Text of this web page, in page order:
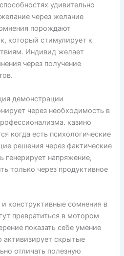
удивительно
через желание
порождают
который стимулирует к
Индивид желает
через получение
демонстрации
через необходимость в
казино
когда есть психологические
решения через фактические
генерирует напряжение,
только через продуктивное
конструктивные сомнения в
превратиться в мотором
показать себе умение
активизирует скрытые
отличать полезную